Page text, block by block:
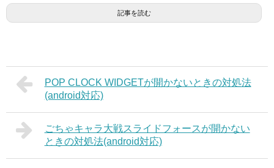
記事を読む
POP CLOCK WIDGETが開かないときの対処法
(android対応)
ごちゃキャラ大戦スライドフォースが開かない
ときの対処法(android対応)